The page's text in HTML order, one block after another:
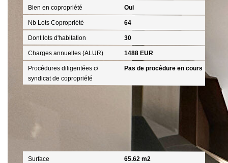
Bien en copropriété Oui
Nb Lots Copropriété 64
Dont lots d'habitation 30
Charges annuelles (ALUR) 1488 EUR
Procédures diligentées c/
syndicat de copropriété
Pas de procédure en cours
Surfaces
Surface 65.62 m2